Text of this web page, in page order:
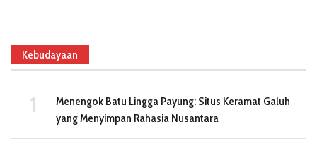
Kebudayaan
Menengok Batu Lingga Payung: Situs Keramat Galuh
yang Menyimpan Rahasia Nusantara